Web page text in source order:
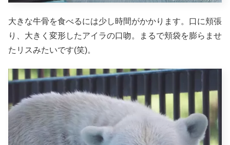
大きな牛骨を食べるには少し時間がかかります。口に頬張
り、大きく変形したアイラの口吻。まるで頬袋を膨らませ
たリスみたいです(笑)。